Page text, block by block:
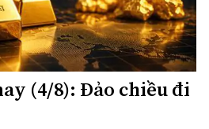
(4/8): Đảo chiều đi